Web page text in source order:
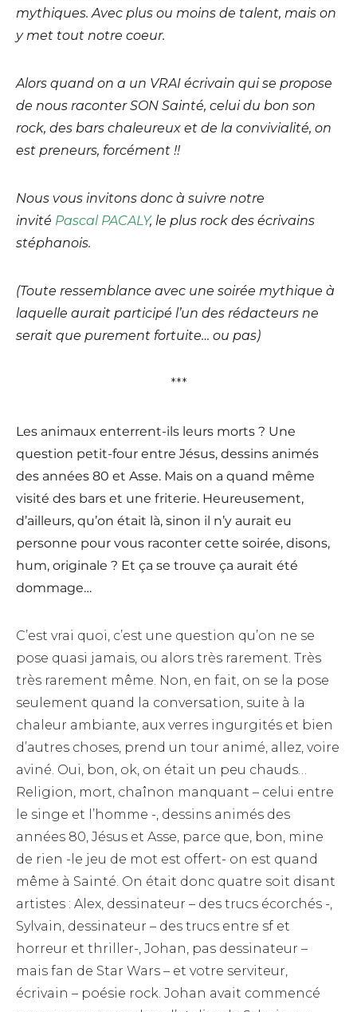
mythiques. Avec plus ou moins de talent, mais on
y met tout notre coeur.
Alors quand on a un VRAI écrivain qui se propose
de nous raconter SON Sainté, celui du bon son
rock, des bars chaleureux et de la convivialité, on
est preneurs, forcément !!
Nous vous invitons donc à suivre notre
invité Pascal PACALY, le plus rock des écrivains
stéphanois.
(Toute ressemblance avec une soirée mythique à
laquelle aurait participé l’un des rédacteurs ne
serait que purement fortuite… ou pas)
***
Les animaux enterrent-ils leurs morts ? Une
question petit-four entre Jésus, dessins animés
des années 80 et Asse. Mais on a quand même
visité des bars et une friterie. Heureusement,
d’ailleurs, qu’on était là, sinon il n’y aurait eu
personne pour vous raconter cette soirée, disons,
hum, originale ? Et ça se trouve ça aurait été
dommage…
C’est vrai quoi, c’est une question qu’on ne se
pose quasi jamais, ou alors très rarement. Très
très rarement même. Non, en fait, on se la pose
seulement quand la conversation, suite à la
chaleur ambiante, aux verres ingurgités et bien
d’autres choses, prend un tour animé, allez, voire
aviné. Oui, bon, ok, on était un peu chauds…
Religion, mort, chaînon manquant – celui entre
le singe et l’homme -, dessins animés des
années 80, Jésus et Asse, parce que, bon, mine
de rien -le jeu de mot est offert- on est quand
même à Sainté. On était donc quatre soit disant
artistes : Alex, dessinateur – des trucs écorchés -,
Sylvain, dessinateur – des trucs entre sf et
horreur et thriller-, Johan, pas dessinateur –
mais fan de Star Wars – et votre serviteur,
écrivain – poésie rock. Johan avait commencé